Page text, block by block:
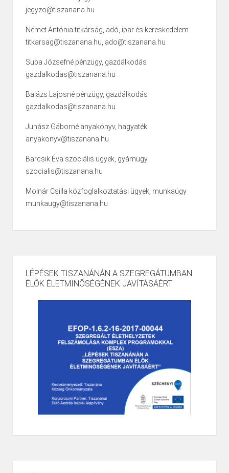
jegyzo@tiszanana.hu
Német Antónia titkárság, adó, ipar és kereskedelem
titkarsag@tiszanana.hu, ado@tiszanana.hu
Suba Józsefné pénzügy, gazdálkodás
gazdalkodas@tiszanana.hu
Balázs Lajosné pénzügy, gazdálkodás
gazdalkodas@tiszanana.hu
Juhász Gáborné anyakönyv, hagyaték
anyakonyv@tiszanana.hu
Barcsik Éva szociális ügyek, gyámügy
szocialis@tiszanana.hu
Molnár Csilla közfoglalkoztatási ügyek, munkaügy
munkaugy@tiszanana.hu
LÉPÉSEK TISZANÁNÁN A SZEGREGÁTUMBAN
ÉLŐK ÉLETMINŐSÉGÉNEK JAVÍTÁSÁÉRT